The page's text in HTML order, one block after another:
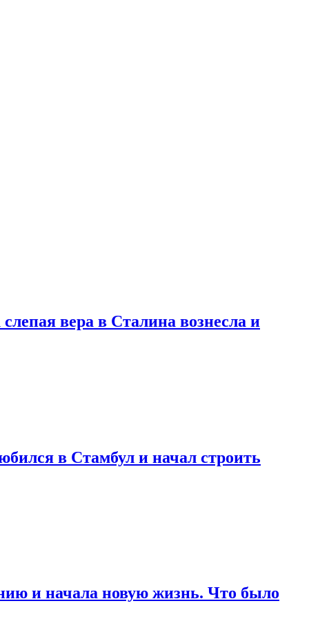
вера в Сталина вознесла и
в Стамбул и начал строить
и начала новую жизнь. Что было